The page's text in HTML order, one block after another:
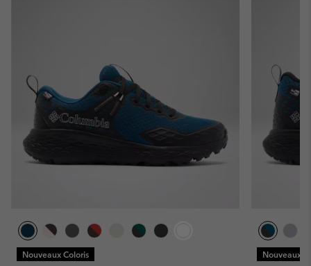
Nouveaux Coloris Nouveaux